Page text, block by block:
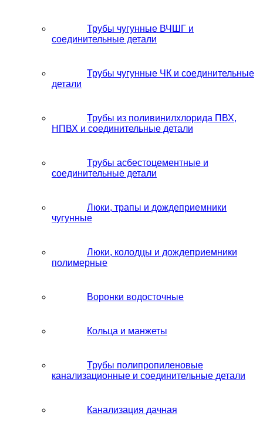
Трубы чугунные ВЧШГ и
соединительные детали
Трубы чугунные ЧК и соединительные
детали
Трубы из поливинилхлорида ПВХ,
НПВХ и соединительные детали
Трубы асбестоцементные и
соединительные детали
Люки, трапы и дождеприемники
чугунные
Люки, колодцы и дождеприемники
полимерные
Воронки водосточные
Кольца и манжеты
Трубы полипропиленовые
канализационные и соединительные детали
Канализация дачная